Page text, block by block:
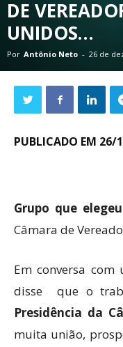
DE
UNIDOS…
Por Antônio Neto - 26 de
PUBLICADO EM 26/
Grupo que elegeu
Câmara de
Em conversa
disse que o
Presidência da
muita união,